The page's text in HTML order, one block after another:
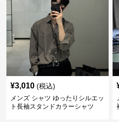
¥3,010 (税込)
メンズ シャツ ゆったりシルエッ
ト長袖スタンドカラーシャツ